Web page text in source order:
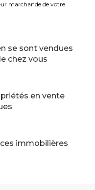
marchande de votre
se sont vendues
chez vous
en vente
immobilières